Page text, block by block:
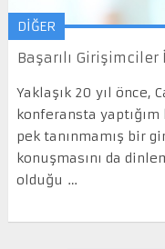
DİĞER
Başarılı Girişimciler
Yaklaşık 20 yıl önce,
konferansta yaptığım
pek tanınmamış bir
konuşmasını da
olduğu …